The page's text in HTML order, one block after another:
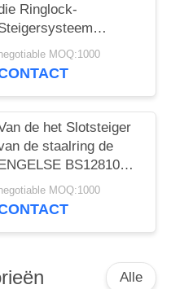
Ringlock-
galvaniseren die
Tijdelijke Steiger
MOQ:1000
de het Slotsteiger
de staalring de
BS12810
Norm van de de
Bouwsteiger
MOQ:1000
Alle